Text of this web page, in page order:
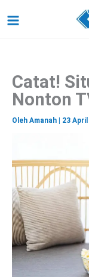
ke
Catat!
Nonton
Oleh Amanah 23
a